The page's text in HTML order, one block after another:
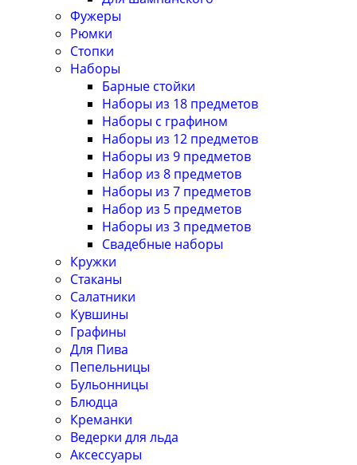
Фужеры
Рюмки
Стопки
Наборы
Барные стойки
Наборы из 18 предметов
Наборы с графином
Наборы из 12 предметов
Наборы из 9 предметов
Набор из 8 предметов
Наборы из 7 предметов
Набор из 5 предметов
Наборы из 3 предметов
Свадебные наборы
Кружки
Стаканы
Салатники
Кувшины
Графины
Для Пива
Пепельницы
Бульонницы
Блюдца
Креманки
Ведерки для льда
Аксессуары